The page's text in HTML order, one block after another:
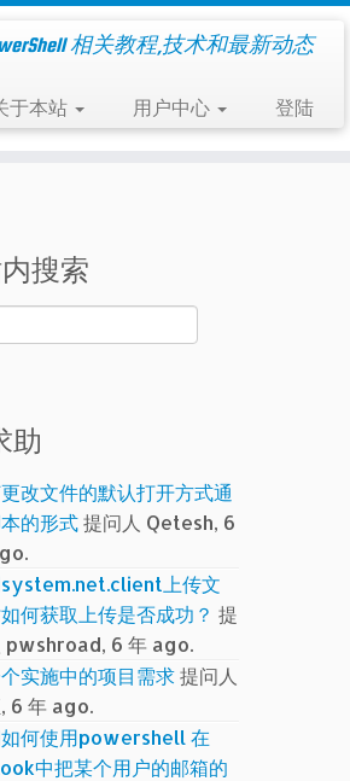
相关教程,技术和最新动态
于本站 用户中心 登陆
搜索
助
改文件的默认打开方式通
的形式提问人 Qetesh, 6
上传文
何获取上传是否成功？ 提
pwshroad, 6 年 ago.
实施中的项目需求提问人
6 年 ago.
何使用powershell 在
中把某个用户的邮箱的